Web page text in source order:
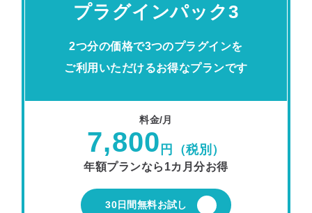
プラグインパック3
2つ分の価格で3つのプラグインを
ご利用いただけるお得なプランです
料金/月
7,800 円（税別）
年額プランなら1カ月分お得
30日間無料お試し